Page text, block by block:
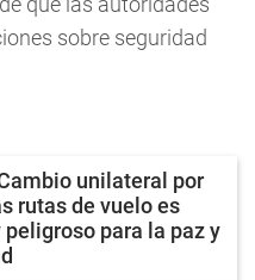
sobre seguridad
unilateral por
rutas de vuelo es
para la paz y